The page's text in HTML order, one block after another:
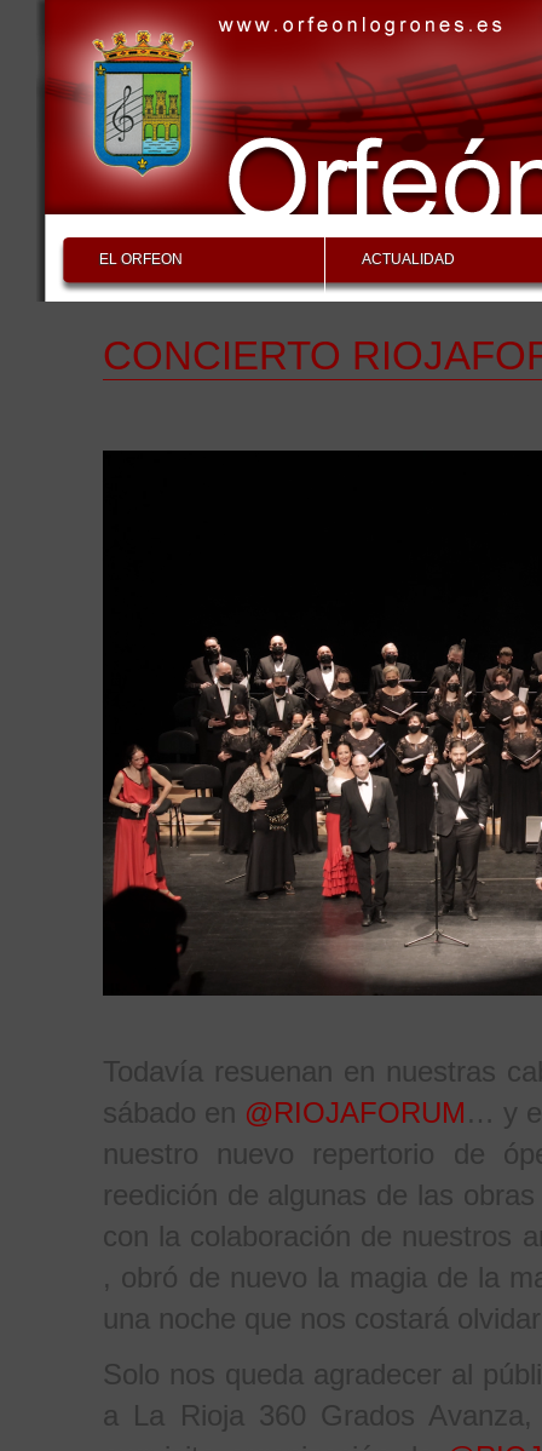
EL ORFEON ACTUALIDAD
CONCIERTO
Todavía resuenan en nuestras
sábado en @RIOJAFORUM … y
nuestro nuevo repertorio de
reedición de algunas de las
con la colaboración de nuestros
, obró de nuevo la magia de la
una noche que nos costará
Solo nos queda agradecer al
a La Rioja 360 Grados